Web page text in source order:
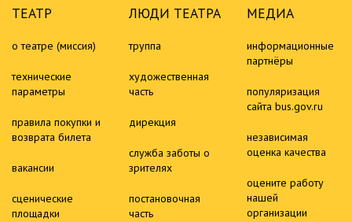
ТЕАТР
о театре (миссия)
технические
параметры
правила покупки и
возврата билета
вакансии
сценические
площадки
ЛЮДИ ТЕАТРА
труппа
художественная
часть
дирекция
служба заботы о
зрителях
постановочная
часть
МЕДИА
информационные
партнёры
популяризация
сайта bus.gov.ru
независимая
оценка качества
оцените работу
нашей
организации